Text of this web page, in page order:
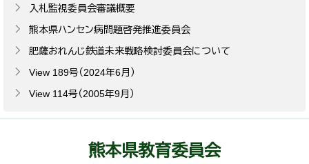
入札監視委員会審議概要
熊本県ハンセン病問題啓発推進委員会
肥薩おれんじ鉄道未来戦略検討委員会について
View 189号（2024年6月）
View 114号（2005年9月）
熊本県教育委員会